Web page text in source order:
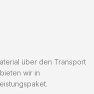
über den Transport
wir in